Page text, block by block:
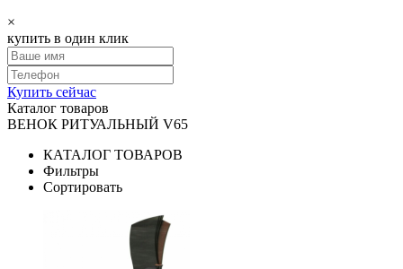
×
купить в один клик
Купить сейчас
Каталог товаров
ВЕНОК РИТУАЛЬНЫЙ V65
КАТАЛОГ ТОВАРОВ
Фильтры
Сортировать